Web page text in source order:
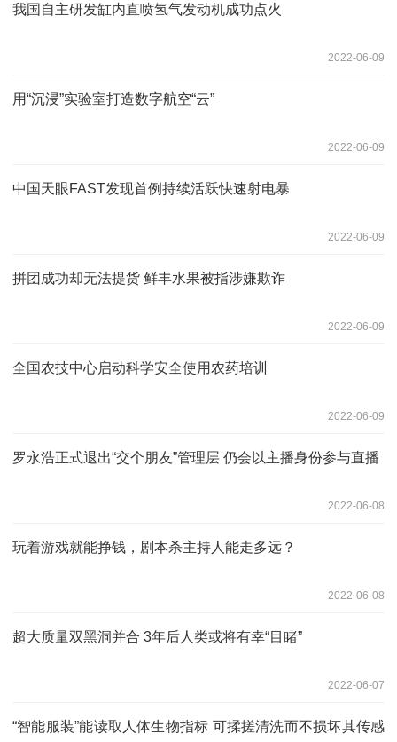
我国自主研发缸内直喷氢气发动机成功点火
2022-06-09
用“沉浸”实验室打造数字航空“云”
2022-06-09
中国天眼FAST发现首例持续活跃快速射电暴
2022-06-09
拼团成功却无法提货 鲜丰水果被指涉嫌欺诈
2022-06-09
全国农技中心启动科学安全使用农药培训
2022-06-09
罗永浩正式退出“交个朋友”管理层 仍会以主播身份参与直播
2022-06-08
玩着游戏就能挣钱，剧本杀主持人能走多远？
2022-06-08
超大质量双黑洞并合 3年后人类或将有幸“目睹”
2022-06-07
“智能服装”能读取人体生物指标 可揉搓清洗而不损坏其传感